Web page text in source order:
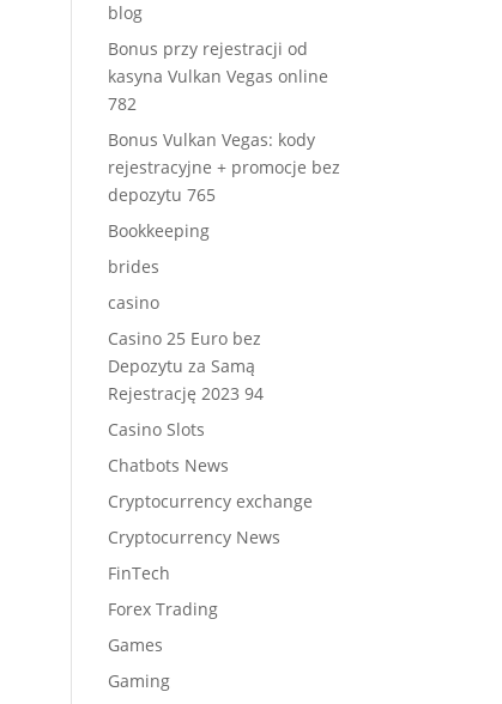
blog
Bonus przy rejestracji od
kasyna Vulkan Vegas online
782
Bonus Vulkan Vegas: kody
rejestracyjne + promocje bez
depozytu 765
Bookkeeping
brides
casino
Casino 25 Euro bez
Depozytu za Samą
Rejestrację 2023 94
Casino Slots
Chatbots News
Cryptocurrency exchange
Cryptocurrency News
FinTech
Forex Trading
Games
Gaming